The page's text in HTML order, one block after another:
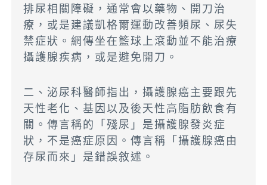
排尿相關障礙，通常會以藥物、開刀治
療，或是建議凱格爾運動改善頻尿、尿失
禁症狀。網傳坐在籃球上滾動並不能治療
攝護腺疾病，或是避免開刀。
二、泌尿科醫師指出，攝護腺癌主要跟先
天性老化、基因以及後天性高脂肪飲食有
關。傳言稱的「殘尿」是攝護腺發炎症
狀，不是癌症原因。傳言稱「攝護腺癌由
存尿而來」是錯誤敘述。